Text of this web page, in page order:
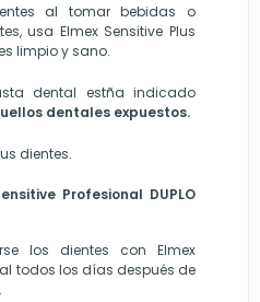
al tomar bebidas o
usa Elmex Sensitive Plus
limpio y sano.
dental estña indicado
dentales expuestos.
dientes.
Profesional DUPLO
los dientes con Elmex
todos los días después de